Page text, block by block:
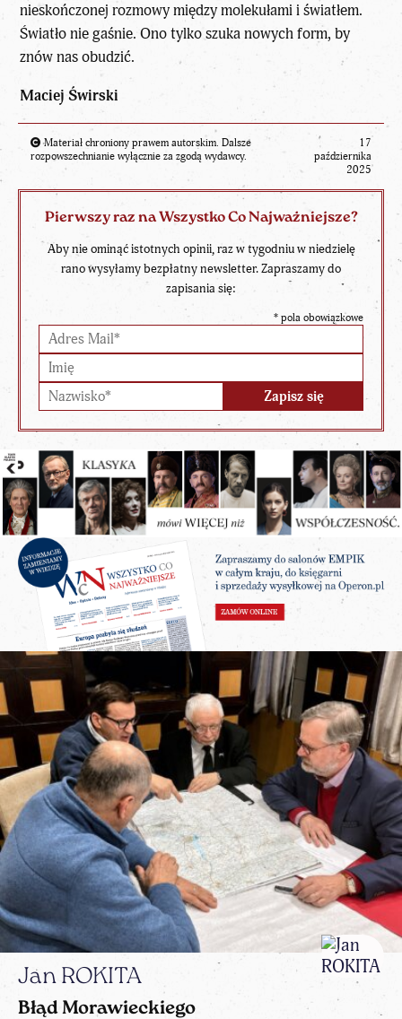
nieskończonej rozmowy między molekułami i światłem.
Światło nie gaśnie. Ono tylko szuka nowych form, by
znów nas obudzić.
Maciej Świrski
Materiał chroniony prawem autorskim. Dalsze
rozpowszechnianie wyłącznie za zgodą wydawcy.
17
października
2025
Pierwszy raz na Wszystko Co Najważniejsze?
Aby nie ominąć istotnych opinii, raz w tygodniu w niedzielę
rano wysyłamy bezpłatny newsletter. Zapraszamy do
zapisania się:
* pola obowiązkowe
Jan ROKITA
Błąd Morawieckiego